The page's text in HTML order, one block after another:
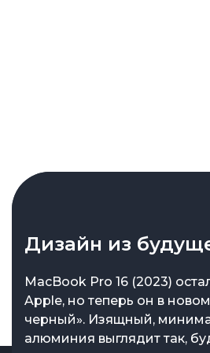
Флагман,
Apple снова делает ход, и
M3 Pro — яркий тому
Дизайн из
MacBook Pro 16 (2023)
Apple, но теперь он в
черный». Изящный,
алюминия выглядит так,
Чип M3 Pro —
Apple продолжает
12 ядер (6
ядерная графика,